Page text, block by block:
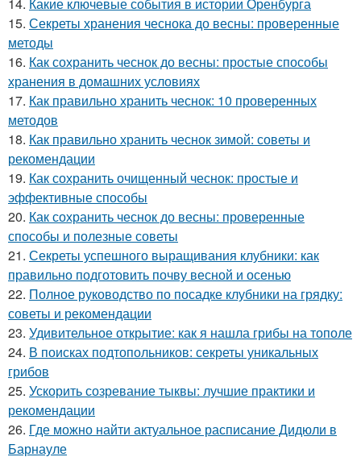
15. Секреты хранения чеснока до весны: проверенные
методы
16. Как сохранить чеснок до весны: простые способы
хранения в домашних условиях
17. Как правильно хранить чеснок: 10 проверенных
методов
18. Как правильно хранить чеснок зимой: советы и
рекомендации
19. Как сохранить очищенный чеснок: простые и
эффективные способы
20. Как сохранить чеснок до весны: проверенные
способы и полезные советы
21. Секреты успешного выращивания клубники: как
правильно подготовить почву весной и осенью
22. Полное руководство по посадке клубники на грядку:
советы и рекомендации
23. Удивительное открытие: как я нашла грибы на тополе
24. В поисках подтопольников: секреты уникальных
грибов
25. Ускорить созревание тыквы: лучшие практики и
рекомендации
26. Где можно найти актуальное расписание Дидюли в
Барнауле